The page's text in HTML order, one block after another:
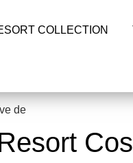
COLLECTION
de